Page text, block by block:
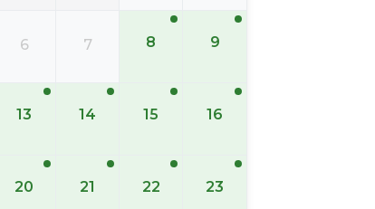
6 7 8 9
13 14 15 16
20 21 22 23